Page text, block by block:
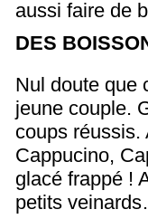
aussi faire de
DES
Nul doute que
jeune couple.
coups réussis.
Cappucino,
glacé frappé !
petits